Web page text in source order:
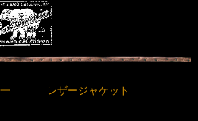
レザージャケット